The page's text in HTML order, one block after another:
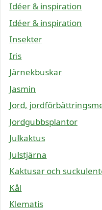
Idéer & inspiration
Idéer & inspiration
Insekter
Iris
Järnekbuskar
Jasmin
Jord,
Jordgubbsplantor
Julkaktus
Julstjärna
Kaktusar och
Kål
Klematis